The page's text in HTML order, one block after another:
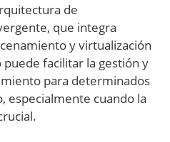
de
que integra
y virtualización
facilitar la gestión y
para determinados
especialmente cuando la